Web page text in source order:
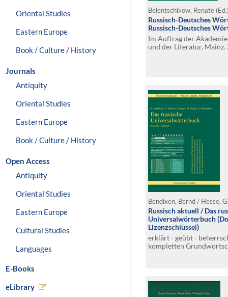
Oriental Studies
Eastern Europe
Book / Culture / History
Journals
Antiquity
Oriental Studies
Eastern Europe
Book / Culture / History
Open Access
Antiquity
Oriental Studies
Eastern Europe
Cultural Studies
Languages
E-Books
eLibrary
Belentschikow, Renate
Russisch-Deutsches
Russisch-Deutsches
Im Auftrag der
und der Literatur,
Russisch aktuell / Das
Universalwörterbuch
Lizenzschlüssel)
erklärt - geübt -
kompletten